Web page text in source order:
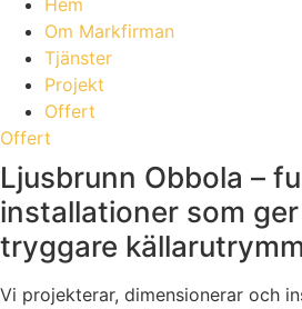
Hem
Om Markfirman
Tjänster
Projekt
Offert
Offert
Ljusbrunn Obbola –
installationer som
tryggare
Vi projekterar, dimensionerar och